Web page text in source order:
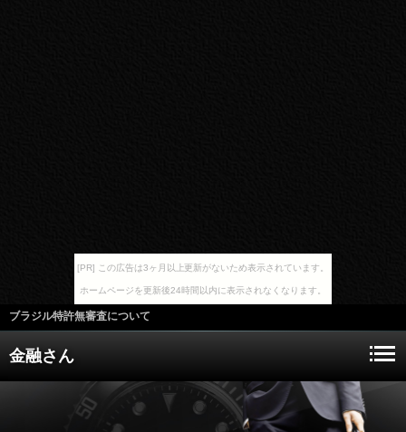
[PR] この広告は3ヶ月以上更新がないため表示されています。
ホームページを更新後24時間以内に表示されなくなります。
ブラジル特許無審査について
金融さん